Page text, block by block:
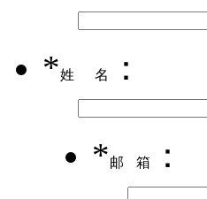
*姓名 ：
*邮箱 ：